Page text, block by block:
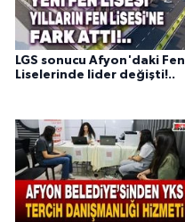
LGS sonucu Afyon'daki Fen
Liselerinde lider değişti!..